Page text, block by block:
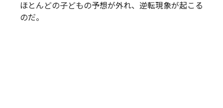
ほとんどの子どもの予想が外れ、逆転現象が起こる
のだ。